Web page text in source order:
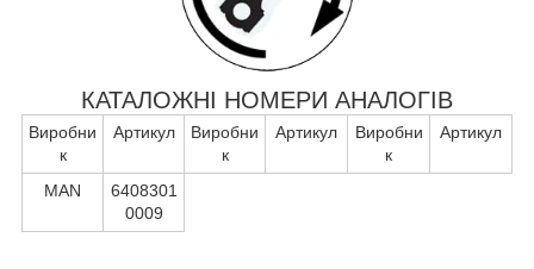
КАТАЛОЖНІ НОМЕРИ АНАЛОГІВ
Виробни
к
Артикул
Виробни
к
Артикул
Виробни
к
Артикул
MAN
6408301
0009